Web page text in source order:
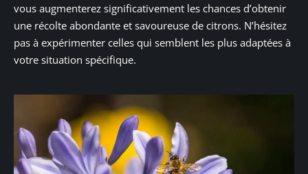
vous augmenterez significativement les chances d’obtenir
une récolte abondante et savoureuse de citrons. N’hésitez
pas à expérimenter celles qui semblent les plus adaptées à
votre situation spécifique.